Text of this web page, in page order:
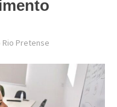
Rio Pretense